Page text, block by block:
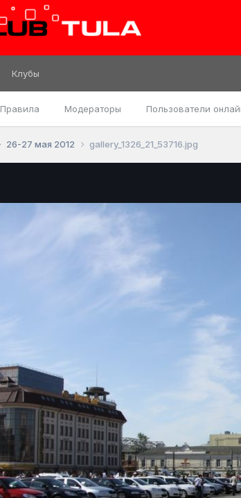
Правила Модераторы Пользователи
Клубы
26-27 мая 2012 gallery_1326_21_53716.jpg